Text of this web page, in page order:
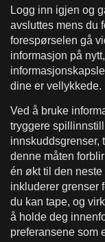
Logg inn igjen og
avsluttes mens du
forespørselen gå
informasjon på
dine er vellykkede.
Ved å bruke
tryggere
innskuddsgrenser,
denne måten
én økt til den
inkluderer grenser
du kan tape, og
å holde deg
preferansene som